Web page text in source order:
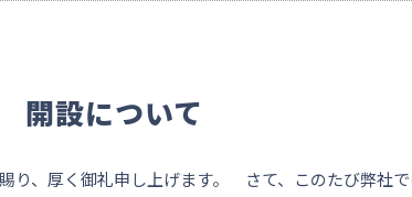
開設について
り、厚く御礼申し上げます。 さて、このたび弊社